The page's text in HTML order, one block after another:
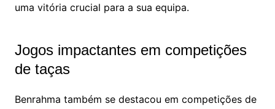
uma vitória crucial para a sua equipa.
Jogos impactantes em competições
de taças
Benrahma também se destacou em competições de